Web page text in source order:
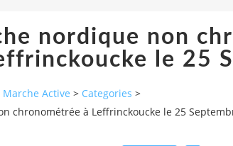
nordique non
le 25
Active > Categories >
chronométrée à Leffrinckoucke le 25